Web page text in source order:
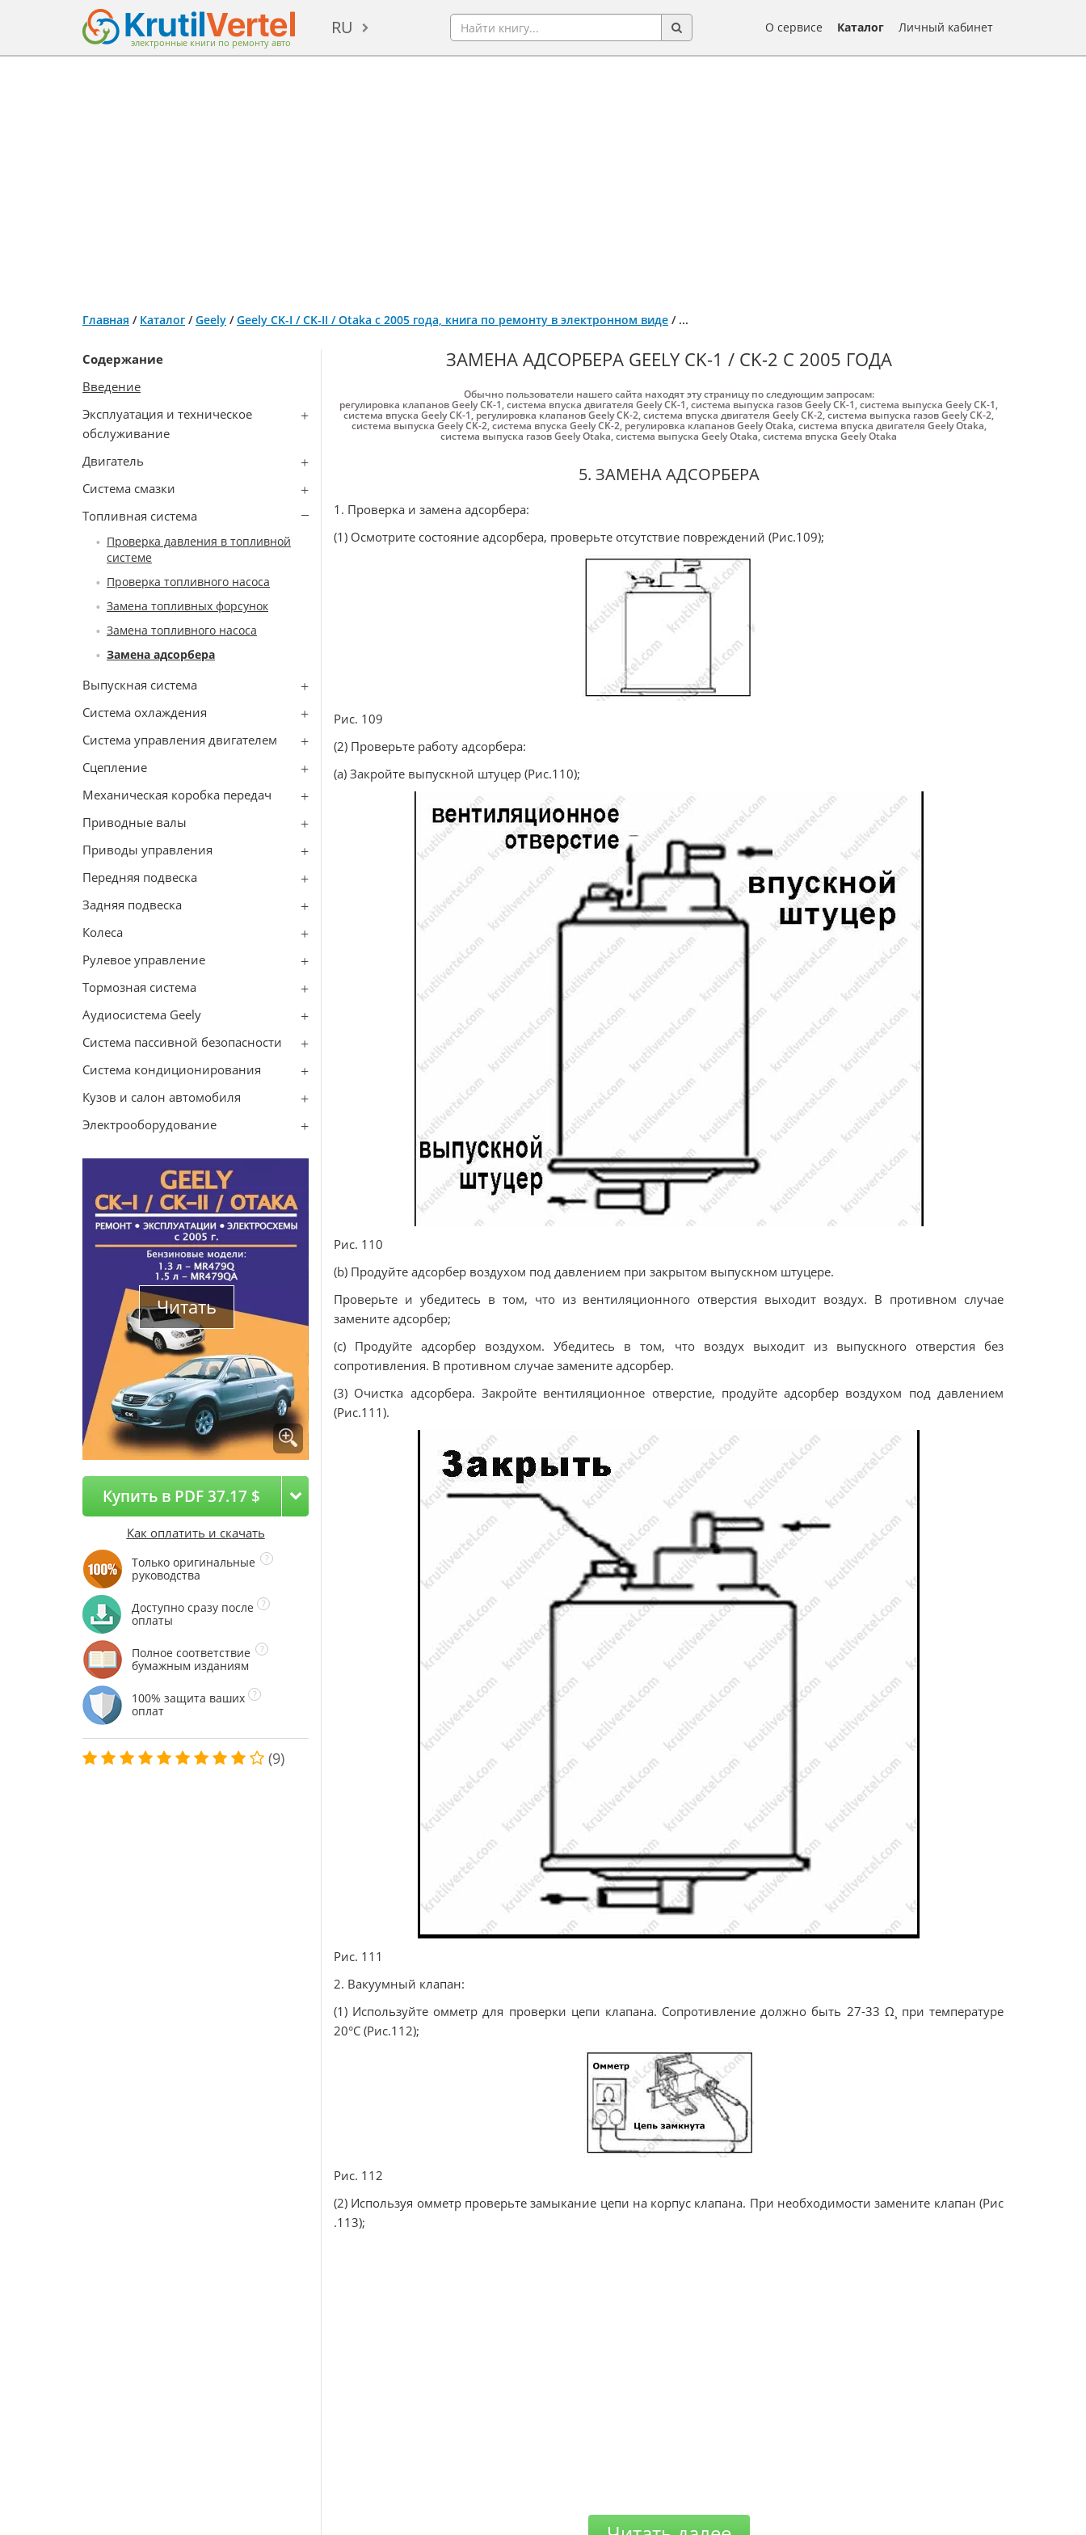
электронные книги по ремонту авто
RU О сервисе Каталог Личный кабинет
Главная / Каталог /Geely /Geely CK-I / CK-II / Otaka с 2005 года, книга по ремонту в электронном виде / ...
Содержание
Введение
Эксплуатация и техническое
обслуживание
Двигатель
Система смазки
Топливная система
Проверка давления в топливной
системе
Проверка топливного насоса
Замена топливных форсунок
Замена топливного насоса
Замена адсорбера
Выпускная система
Система охлаждения
Система управления двигателем
Сцепление
Механическая коробка передач
Приводные валы
Приводы управления
Передняя подвеска
Задняя подвеска
Колеса
Рулевое управление
Тормозная система
Аудиосистема Geely
Система пассивной безопасности
Система кондиционирования
Кузов и салон автомобиля
Электрооборудование
Читать
Купить в PDF 37.17 $
Как оплатить и скачать
Только оригинальные
руководства
Доступно сразу после
оплаты
Полное соответствие
бумажным изданиям
100% защита ваших
оплат
(9)
ЗАМЕНА АДСОРБЕРА GEELY CK-1 / CK-2 С 2005 ГОДА
Обычно пользователи нашего сайта находят эту страницу по следующим запросам:
регулировка клапанов Geely CK-1,система впуска двигателя Geely CK-1,система выпуска газов Geely CK-1,система выпуска Geely CK-1,
система впуска Geely CK-1,регулировка клапанов Geely CK-2,система впуска двигателя Geely CK-2,система выпуска газов Geely CK-2,
система выпуска Geely CK-2,система впуска Geely CK-2, регулировка клапанов Geely Otaka,система впуска двигателя Geely Otaka,
система выпуска газов Geely Otaka,система выпуска Geely Otaka,система впуска Geely Otaka
5. ЗАМЕНА АДСОРБЕРА
1. Проверка и замена адсорбера:
(1) Осмотрите состояние адсорбера, проверьте отсутствие повреждений (Рис.109);
Рис. 109
(2) Проверьте работу адсорбера:
(a) Закройте выпускной штуцер (Рис.110);
Рис. 110
(b) Продуйте адсорбер воздухом под давлением при закрытом выпускном штуцере.
Проверьте и убедитесь в том, что из вентиляционного отверстия выходит воздух. В противном случае
замените адсорбер;
(c) Продуйте адсорбер воздухом. Убедитесь в том, что воздух выходит из выпускного отверстия без
сопротивления. В противном случае замените адсорбер.
(3) Очистка адсорбера. Закройте вентиляционное отверстие, продуйте адсорбер воздухом под давлением
(Рис.111).
Рис. 111
2. Вакуумный клапан:
(1) Используйте омметр для проверки цепи клапана. Сопротивление должно быть 27-33 Ω¸ при температуре
20°С (Рис.112);
Рис. 112
(2) Используя омметр проверьте замыкание цепи на корпус клапана. При необходимости замените клапан (Рис
.113);